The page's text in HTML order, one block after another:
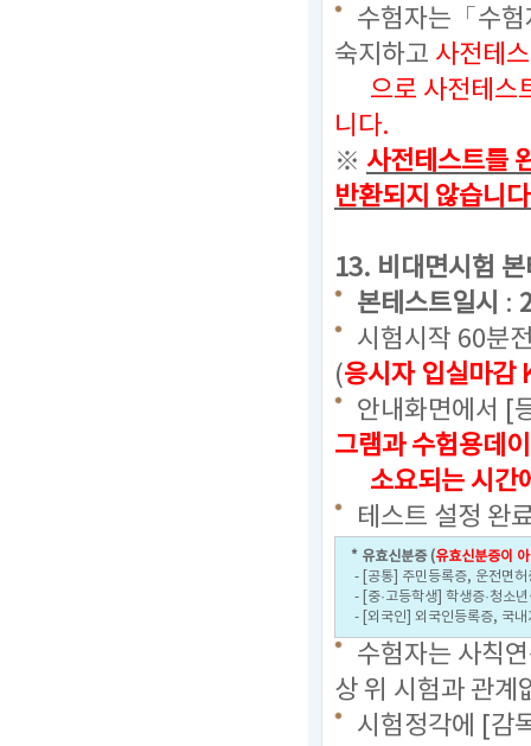
수험자는「수
숙지하고 사전테
으로 사전테스
니다.
※ 사전테스트를
반환되지 않습니
13. 비대면시험
본테스트일시 :
시험시작 60분
(응시자 입실마감
안내화면에서 [
그램과 수험용데
소요되는 시간
테스트 설정 완
* 유효신분증 (유효신분증이
- [공통] 주민등록증, 운전면
- [중·고등학생] 학생증·청소
- [외국인] 외국인등록증, 국
수험자는 사칙
상 위 시험과 관계
시험정각에 [감